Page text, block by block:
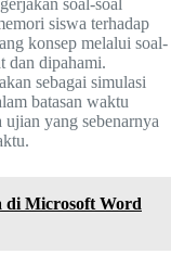
soal-soal
siswa terhadap
konsep melalui soal-
dan dipahami.
sebagai simulasi
batasan waktu
ujian yang sebenarnya
di Microsoft Word